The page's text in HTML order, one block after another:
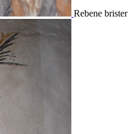
Rebene brister